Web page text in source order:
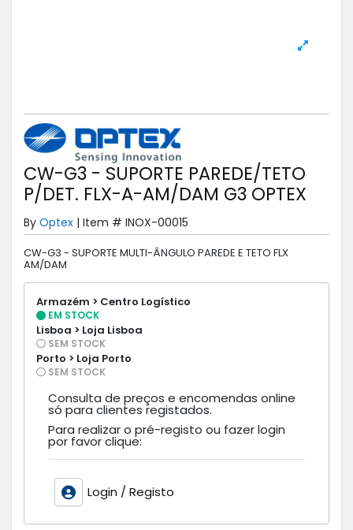
CW-G3 - SUPORTE PAREDE/TETO
P/DET. FLX-A-AM/DAM G3 OPTEX
By Optex | Item # INOX-00015
CW-G3 - SUPORTE MULTI-ÂNGULO PAREDE E TETO FLX
AM/DAM
Armazém > Centro Logístico
EM STOCK
Lisboa > Loja Lisboa
SEM STOCK
Porto > Loja Porto
SEM STOCK
Consulta de preços e encomendas online
só para clientes registados.
Para realizar o pré-registo ou fazer login
por favor clique:
Login / Registo